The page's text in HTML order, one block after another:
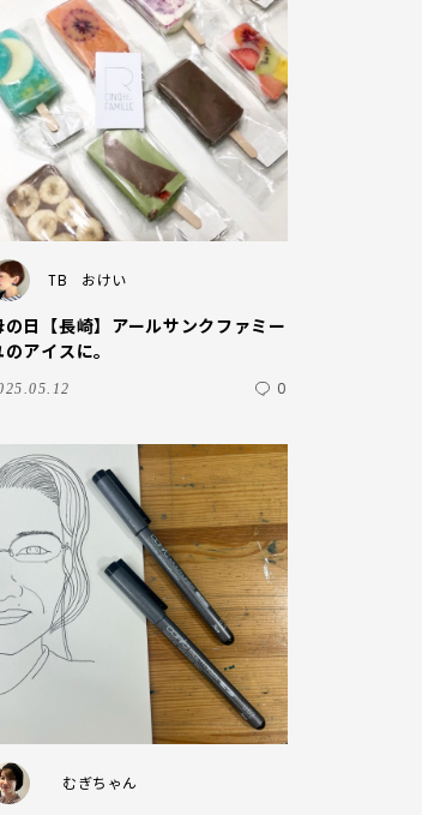
TB おけい
の日【長崎】アールサンクファミー
のアイスに。
0
むぎちゃん